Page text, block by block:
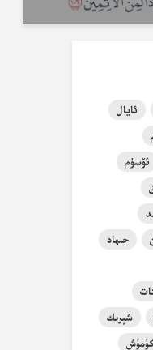
ئايال
ئۆسۈم
جىھاد
شېرىك
كۈمۈش